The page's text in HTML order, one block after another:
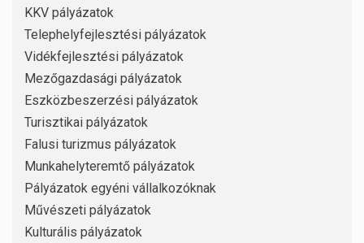
KKV pályázatok
Telephelyfejlesztési pályázatok
Vidékfejlesztési pályázatok
Mezőgazdasági pályázatok
Eszközbeszerzési pályázatok
Turisztikai pályázatok
Falusi turizmus pályázatok
Munkahelyteremtő pályázatok
Pályázatok egyéni vállalkozóknak
Művészeti pályázatok
Kulturális pályázatok